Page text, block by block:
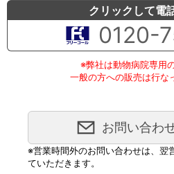
クリックして電
0120-
※弊社は動物病院専用
一般の方への販売は行な
お問い合わ
※営業時間外のお問い合わせは、翌
ていただきます。